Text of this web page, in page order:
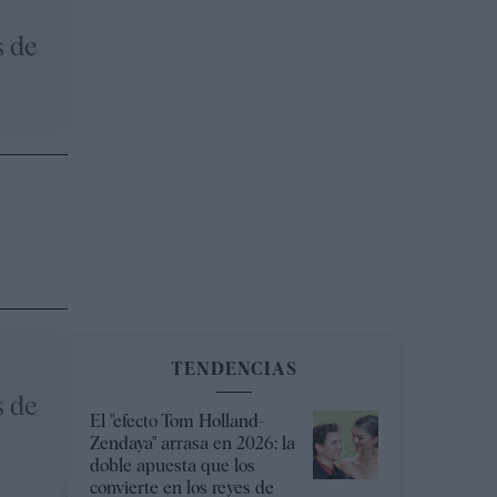
de
de
TENDENCIAS
El "efecto Tom Holland-
Zendaya" arrasa en 2026: la
doble apuesta que los
convierte en los reyes de